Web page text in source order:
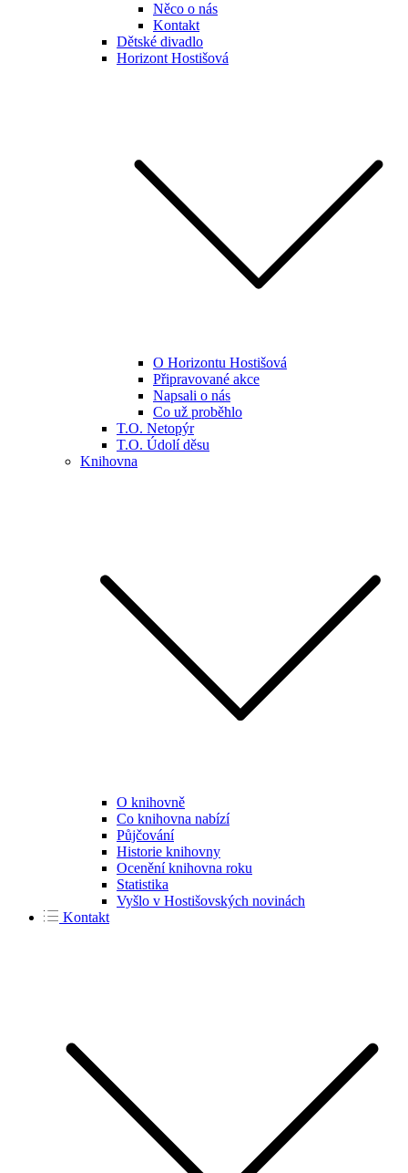
Něco o nás
Kontakt
Dětské divadlo
Horizont Hostišová
O Horizontu Hostišová
Připravované akce
Napsali o nás
Co už proběhlo
T.O. Netopýr
T.O. Údolí děsu
Knihovna
O knihovně
Co knihovna nabízí
Půjčování
Historie knihovny
Ocenění knihovna roku
Statistika
Vyšlo v Hostišovských novinách
Kontakt